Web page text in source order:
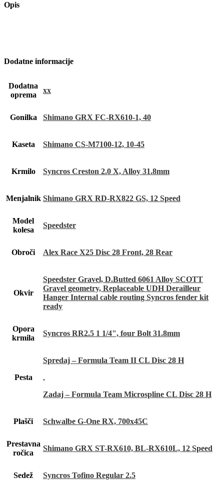
Opis
Dodatne informacije
Dodatna
oprema
xx
Gonilka Shimano GRX FC-RX610-1, 40
Kaseta Shimano CS-M7100-12, 10-45
Krmilo Syncros Creston 2.0 X, Alloy 31.8mm
Menjalnik Shimano GRX RD-RX822 GS, 12 Speed
Model
kolesa
Speedster
Obroči Alex Race X25 Disc 28 Front, 28 Rear
Okvir
Speedster Gravel, D.Butted 6061 Alloy SCOTT
Gravel geometry, Replaceable UDH Derailleur
Hanger Internal cable routing Syncros fender kit
ready
Opora
krmila
Syncros RR2.5 1 1/4", four Bolt 31.8mm
Pesta
Spredaj – Formula Team II CL Disc 28 H
,
Zadaj – Formula Team Microspline CL Disc 28 H
Plašči Schwalbe G-One RX, 700x45C
Prestavna
ročica
Shimano GRX ST-RX610, BL-RX610L, 12 Speed
Sedež Syncros Tofino Regular 2.5